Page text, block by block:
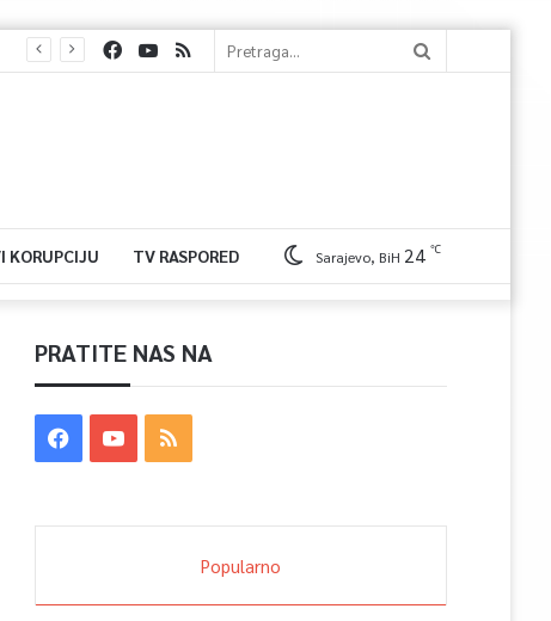
KORUPCIJU TV RASPORED Sarajevo, BiH 24 ℃
PRATITE NAS NA
Popularno